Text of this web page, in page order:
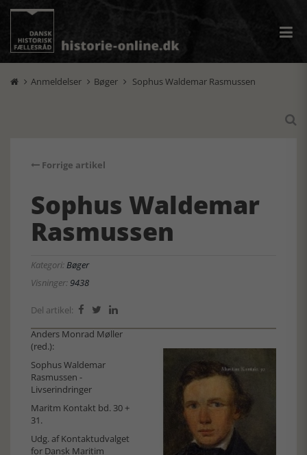
 Anmeldelser  Bøger  Sophus Waldemar Rasmussen

Forrige artikel
Sophus Waldemar
Rasmussen
Kategori:Bøger
Visninger:9438
Del artikel:   
Anders Monrad Møller
(red.):
Sophus Waldemar
Rasmussen -
Livserindringer
Maritm Kontakt bd. 30 +
31.
Udg. af Kontaktudvalget
for Dansk Maritim